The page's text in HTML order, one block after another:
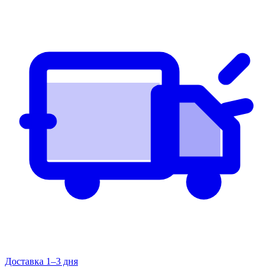
Доставка 1–3 дня